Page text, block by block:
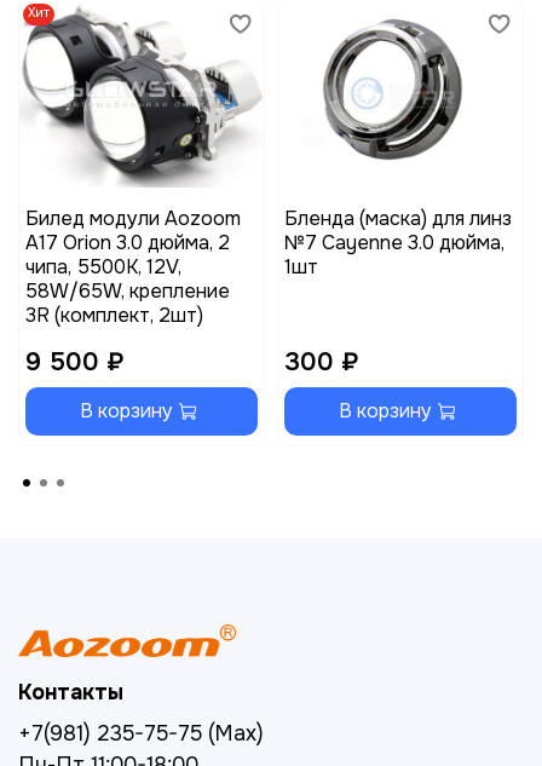
Хит
Билед модули Aozoom
A17 Orion 3.0 дюйма, 2
чипа, 5500K, 12V,
58W/65W, крепление
3R (комплект, 2шт)
9 500 ₽
В корзину
Бленда (маска) для линз
№7 Cayenne 3.0 дюйма,
1шт
300 ₽
В корзину
Контакты
+7(981) 235-75-75 (Max)